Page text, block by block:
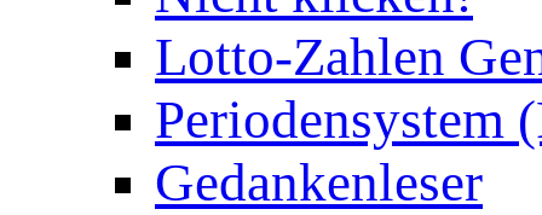
Lotto-Zahlen
Periodensystem
Gedankenleser